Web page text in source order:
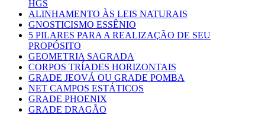
HGS
ALINHAMENTO ÀS LEIS NATURAIS
GNOSTICISMO ESSÊNIO
5 PILARES PARA A REALIZAÇÃO DE SEU
PROPÓSITO
GEOMETRIA SAGRADA
CORPOS TRÍADES HORIZONTAIS
GRADE JEOVÁ OU GRADE POMBA
NET CAMPOS ESTÁTICOS
GRADE PHOENIX
GRADE DRAGÃO